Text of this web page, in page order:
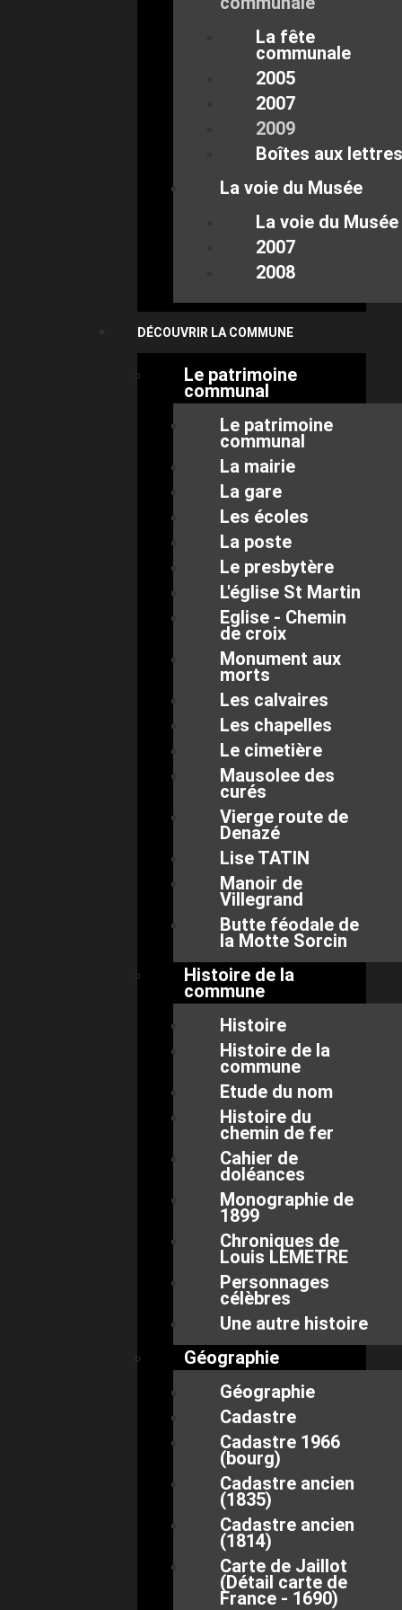
La fête
communale
2005
2007
2009
Boîtes aux lettres
La voie du Musée
La voie du Musée
2007
2008
DÉCOUVRIR LA COMMUNE
Le patrimoine
communal
Le patrimoine
communal
La mairie
La gare
Les écoles
La poste
Le presbytère
L'église St Martin
Eglise - Chemin
de croix
Monument aux
morts
Les calvaires
Les chapelles
Le cimetière
Mausolee des
curés
Vierge route de
Denazé
Lise TATIN
Manoir de
Villegrand
Butte féodale de
la Motte Sorcin
Histoire de la
commune
Histoire
Histoire de la
commune
Etude du nom
Histoire du
chemin de fer
Cahier de
doléances
Monographie de
1899
Chroniques de
Louis LEMETRE
Personnages
célèbres
Une autre histoire
Géographie
Géographie
Cadastre
Cadastre 1966
(bourg)
Cadastre ancien
(1835)
Cadastre ancien
(1814)
Carte de Jaillot
(Détail carte de
France - 1690)